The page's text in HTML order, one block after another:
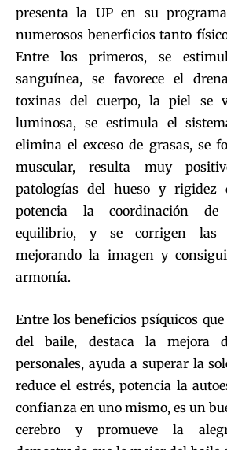
presenta la UP en su
numerosos benerficios tanto
Entre los primeros, se
sanguínea, se favorece el
toxinas del cuerpo, la piel se
luminosa, se estimula el
elimina el exceso de grasas, se
muscular, resulta muy
patologías del hueso y rigidez
potencia la coordinación
equilibrio, y se corrigen las
mejorando la imagen y
armonía.
Entre los beneficios psíquicos
del baile, destaca la mejora
personales, ayuda a superar la
reduce el estrés, potencia la
confianza en uno mismo, es un
cerebro y promueve la